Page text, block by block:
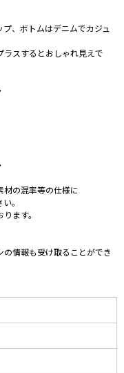
、ボトムはデニムでカジュ
ラスするとおしゃれ見えで
の混率等の仕様に
。
ます。
情報も受け取ることができ